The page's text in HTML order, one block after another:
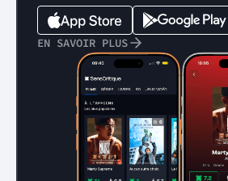
EN SAVOIR PLUS